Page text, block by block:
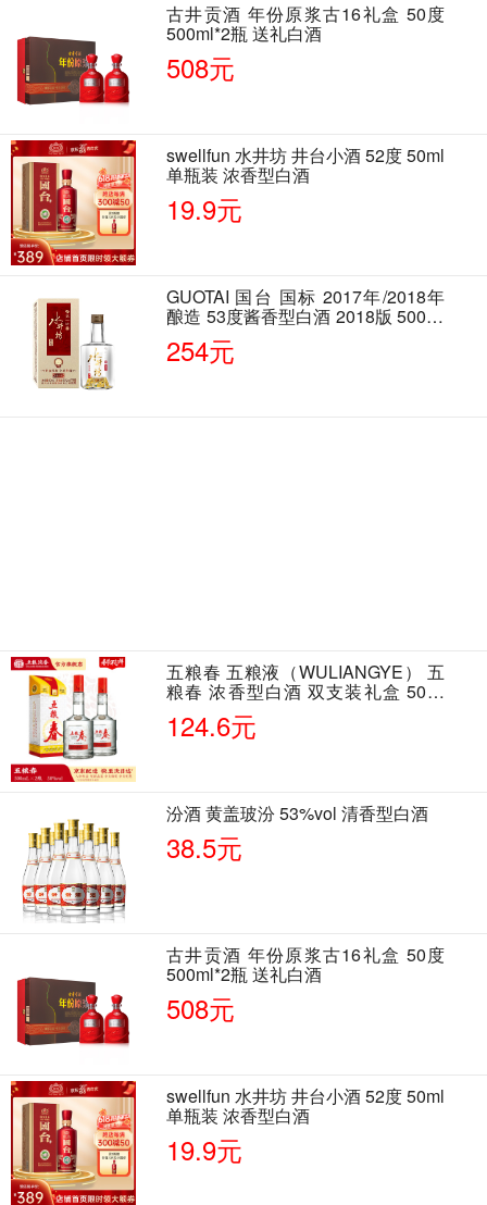
古井贡酒 年份原浆古16礼盒 50度
500ml*2瓶 送礼白酒
508元
swellfun 水井坊 井台小酒 52度 50ml
单瓶装 浓香型白酒
19.9元
GUOTAI 国台 国标 2017年/2018年
酿造 53度酱香型白酒 2018版 500ml
单瓶装
254元
五粮春 五粮液（WULIANGYE） 五
粮春 浓香型白酒 双支装礼盒 50度
500ml*2瓶 含酒具
124.6元
汾酒 黄盖玻汾 53%vol 清香型白酒
38.5元
古井贡酒 年份原浆古16礼盒 50度
500ml*2瓶 送礼白酒
508元
swellfun 水井坊 井台小酒 52度 50ml
单瓶装 浓香型白酒
19.9元